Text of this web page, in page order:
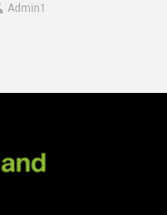
Admin​1